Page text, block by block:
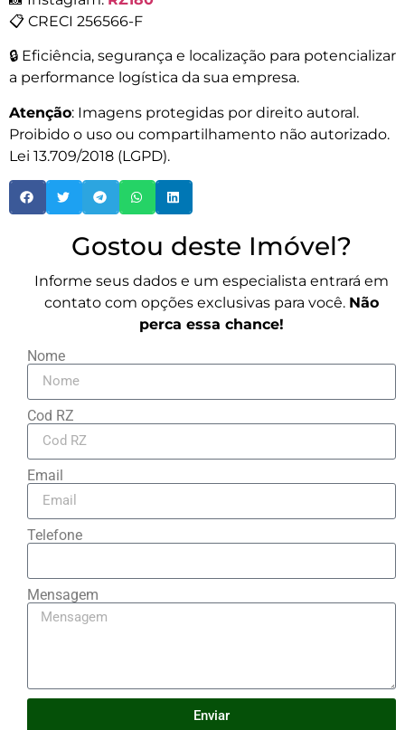
📋 CRECI 256566-F
🔒 Eficiência, segurança e localização para potencializar
a performance logística da sua empresa.
Atenção: Imagens protegidas por direito autoral.
Proibido o uso ou compartilhamento não autorizado.
Lei 13.709/2018 (LGPD).
Gostou deste Imóvel?
Informe seus dados e um especialista entrará em
contato com opções exclusivas para você. Não
perca essa chance!
Nome
Cod RZ
Email
Telefone
Mensagem
Enviar